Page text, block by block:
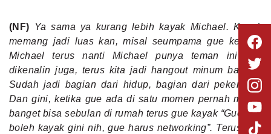
(NF) Ya sama ya kurang lebih kayak Michael. Kayak
memang jadi luas kan, misal seumpama gue ketemu
Michael terus nanti Michael punya teman ini lagi
dikenalin juga, terus kita jadi hangout minum bareng.
Sudah jadi bagian dari hidup, bagian dari pekerjaan.
Dan gini, ketika gue ada di satu momen pernah mager
banget bisa sebulan di rumah terus gue kayak “Gue gak
boleh kayak gini nih, gue harus networking”. Terus gue